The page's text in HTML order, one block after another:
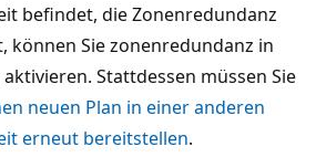
befindet, die Zonenredundanz
können Sie zonenredundanz in
Stattdessen müssen Sie
neuen Plan in einer anderen
erneut bereitstellen.